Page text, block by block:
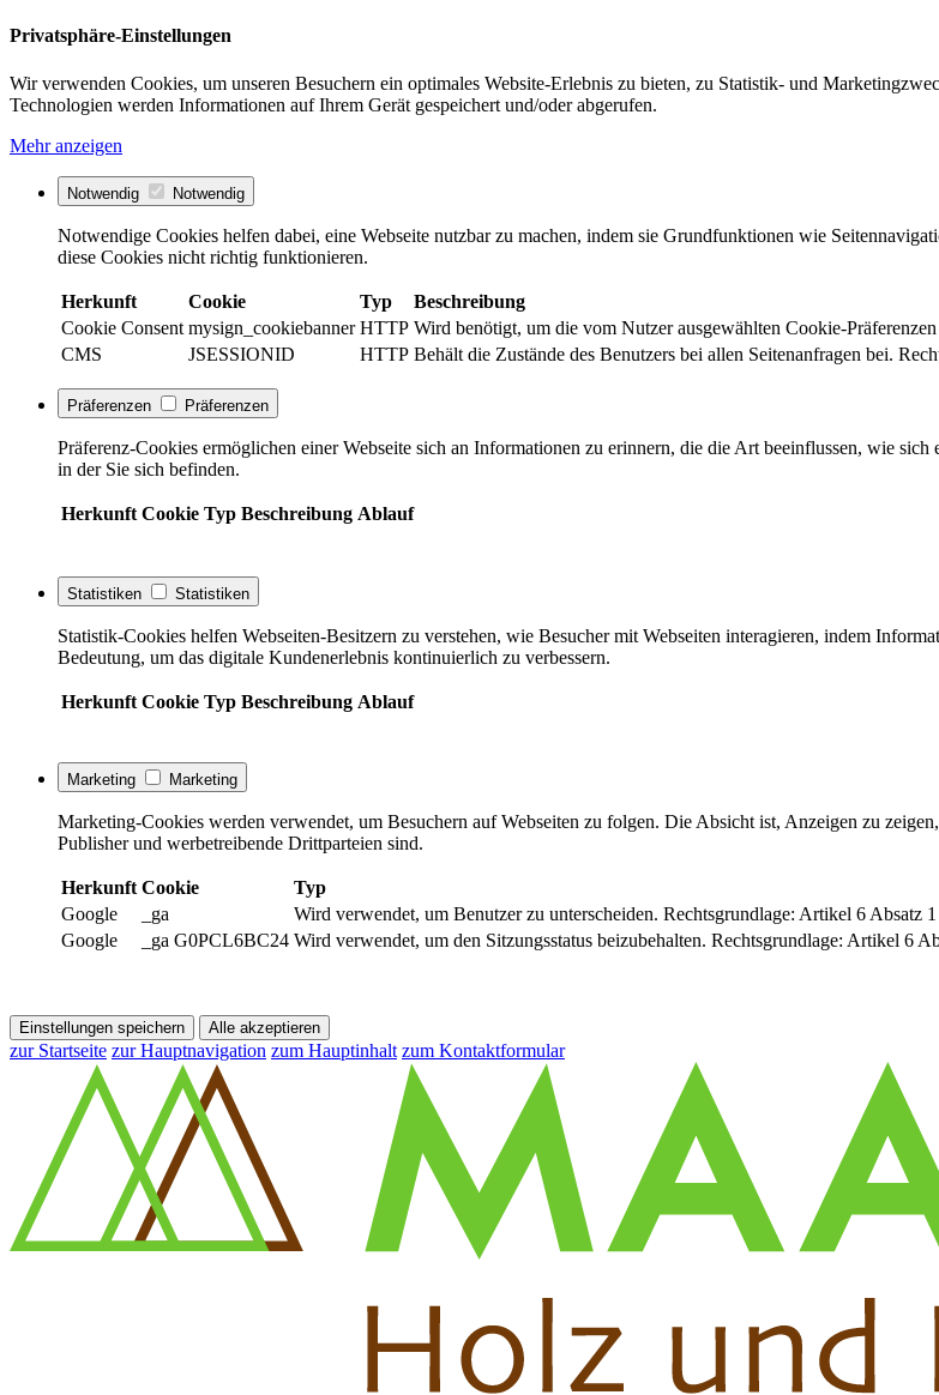
Privatsphäre-Einstellungen
Wir verwenden Cookies, um unseren Besuchern ein optimales Website-Erlebnis zu bieten, zu Statistik- und
Technologien werden Informationen auf Ihrem Gerät gespeichert und/oder abgerufen.
Mehr anzeigen
Notwendig Notwendig
Notwendige Cookies helfen dabei, eine Webseite nutzbar zu machen, indem sie Grundfunktionen wie
diese Cookies nicht richtig funktionieren.
Herkunft Cookie Typ Beschreibung
Cookie Consent mysign_cookiebanner HTTP Wird benötigt, um die vom Nutzer ausgewählten Cookie-
CMS
JSESSIONID HTTP Behält die Zustände des Benutzers bei allen Seitenanfragen bei.
Präferenzen Präferenzen
Präferenz-Cookies ermöglichen einer Webseite sich an Informationen zu erinnern, die die Art beeinflussen, wie
in der Sie sich befinden.
Herkunft Cookie Typ Beschreibung Ablauf
Statistiken Statistiken
Statistik-Cookies helfen Webseiten-Besitzern zu verstehen, wie Besucher mit Webseiten interagieren, indem
Bedeutung, um das digitale Kundenerlebnis kontinuierlich zu verbessern.
Herkunft Cookie Typ Beschreibung Ablauf
Marketing Marketing
Marketing-Cookies werden verwendet, um Besuchern auf Webseiten zu folgen. Die Absicht ist, Anzeigen zu
Publisher und werbetreibende Drittparteien sind.
Herkunft Cookie Typ
Google
_ga Wird verwendet, um Benutzer zu unterscheiden. Rechtsgrundlage: Artikel 6 Absatz
Google
_ga G0PCL6BC24 Wird verwendet, um den Sitzungsstatus beizubehalten. Rechtsgrundlage: Artikel 6
Einstellungen speichern Alle akzeptieren
zur Startseite zur Hauptnavigation zum Hauptinhalt zum Kontaktformular